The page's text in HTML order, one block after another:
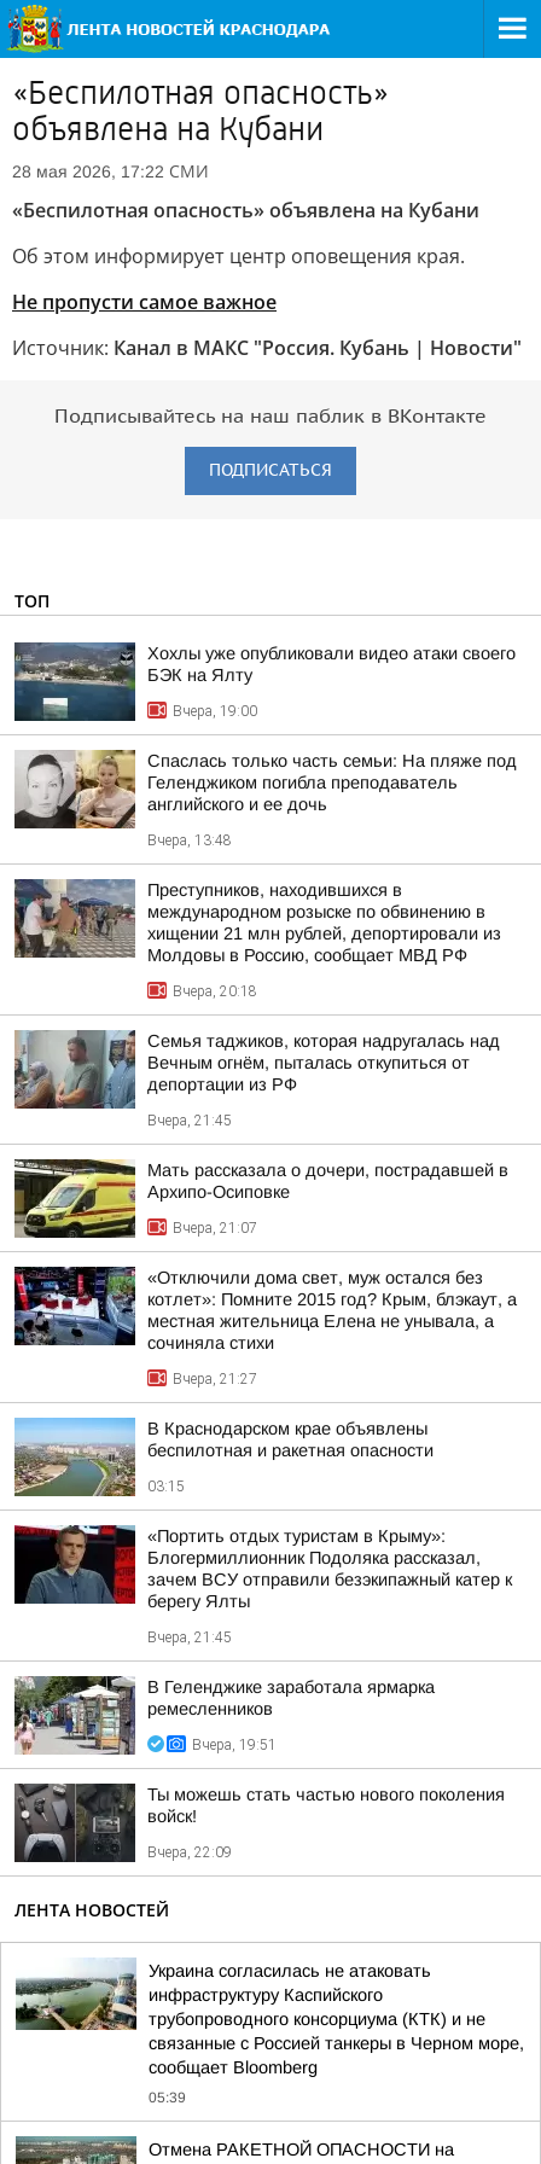
«Беспилотная опасность»
объявлена на Кубани
28 мая 2026, 17:22 СМИ
«Беспилотная опасность» объявлена на Кубани
Об этом информирует центр оповещения края.
Не пропусти самое важное
Источник: Канал в МАКС "Россия. Кубань | Новости"
Подписывайтесь на наш паблик в ВКонтакте
ПОДПИСАТЬСЯ
ТОП
Хохлы уже опубликовали видео атаки своего
БЭК на Ялту
Вчера, 19:00
Спаслась только часть семьи: На пляже под
Геленджиком погибла преподаватель
английского и ее дочь
Вчера, 13:48
Преступников, находившихся в
международном розыске по обвинению в
хищении 21 млн рублей, депортировали из
Молдовы в Россию, сообщает МВД РФ
Вчера, 20:18
Семья таджиков, которая надругалась над
Вечным огнём, пыталась откупиться от
депортации из РФ
Вчера, 21:45
Мать рассказала о дочери, пострадавшей в
Архипо-Осиповке
Вчера, 21:07
«Отключили дома свет, муж остался без
котлет»: Помните 2015 год? Крым, блэкаут, а
местная жительница Елена не унывала, а
сочиняла стихи
Вчера, 21:27
В Краснодарском крае объявлены
беспилотная и ракетная опасности
03:15
«Портить отдых туристам в Крыму»:
Блогермиллионник Подоляка рассказал,
зачем ВСУ отправили безэкипажный катер к
берегу Ялты
Вчера, 21:45
В Геленджике заработала ярмарка
ремесленников
Вчера, 19:51
Ты можешь стать частью нового поколения
войск!
Вчера, 22:09
ЛЕНТА НОВОСТЕЙ
Украина согласилась не атаковать
инфраструктуру Каспийского
трубопроводного консорциума (КТК) и не
связанные с Россией танкеры в Черном море,
сообщает Bloomberg
05:39
Отмена РАКЕТНОЙ ОПАСНОСТИ на